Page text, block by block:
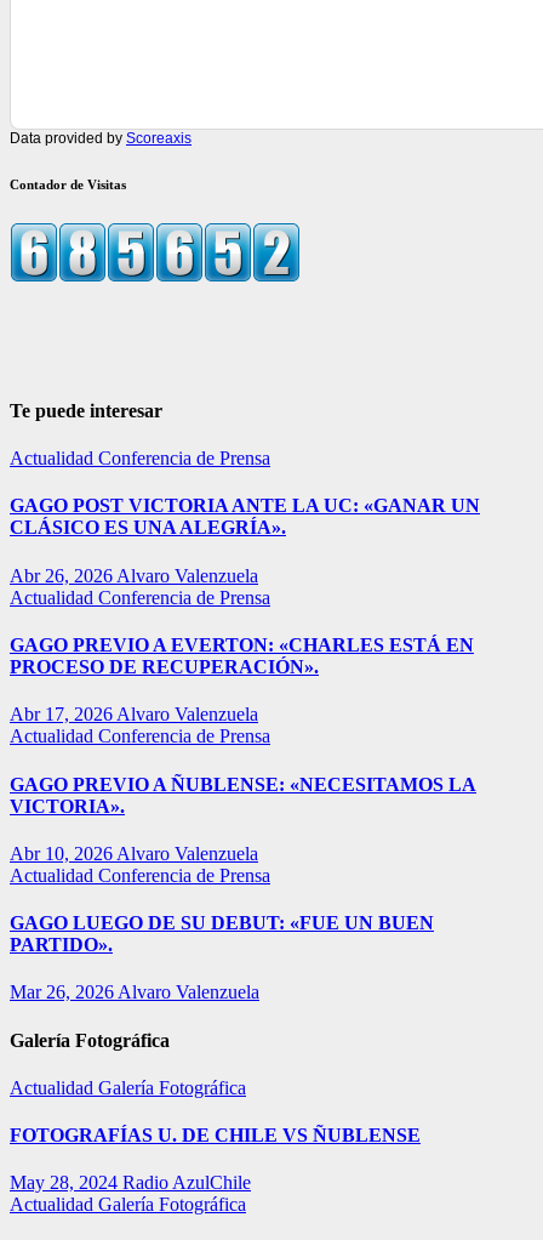
Data provided by Scoreaxis
Contador de Visitas
Te puede interesar
Actualidad Conferencia de Prensa
GAGO POST VICTORIA ANTE LA UC: «GANAR UN
CLÁSICO ES UNA ALEGRÍA».
Abr 26, 2026 Alvaro Valenzuela
Actualidad Conferencia de Prensa
GAGO PREVIO A EVERTON: «CHARLES ESTÁ EN
PROCESO DE RECUPERACIÓN».
Abr 17, 2026 Alvaro Valenzuela
Actualidad Conferencia de Prensa
GAGO PREVIO A ÑUBLENSE: «NECESITAMOS LA
VICTORIA».
Abr 10, 2026 Alvaro Valenzuela
Actualidad Conferencia de Prensa
GAGO LUEGO DE SU DEBUT: «FUE UN BUEN
PARTIDO».
Mar 26, 2026 Alvaro Valenzuela
Galería Fotográfica
Actualidad Galería Fotográfica
FOTOGRAFÍAS U. DE CHILE VS ÑUBLENSE
May 28, 2024 Radio AzulChile
Actualidad Galería Fotográfica